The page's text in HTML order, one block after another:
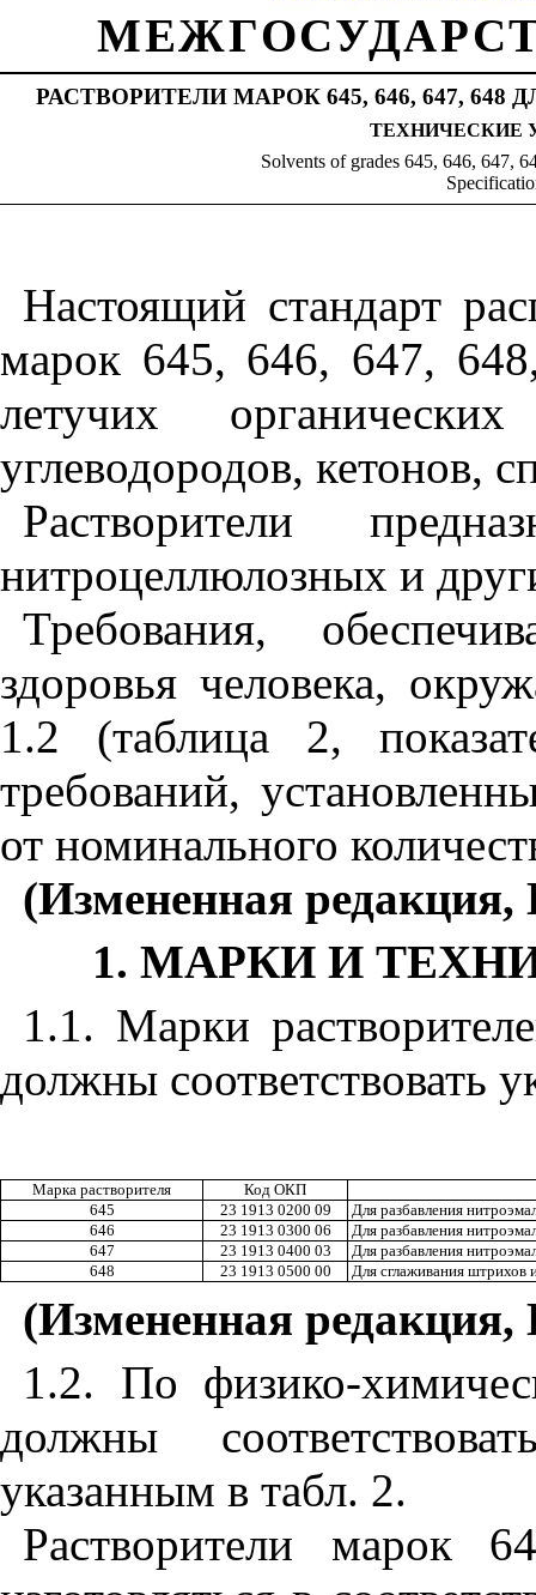
РАСТВОРИТЕЛИ МАРОК 645, 646, 647,
ТЕХНИЧЕСКИЕ
Solvents of grades 645, 646, 647,
Настоящий стандарт
марок 645, 646, 647,
летучих
углеводородов, кетонов,
Растворители
нитроцеллюлозных и
Требования,
здоровья человека,
1.2 (таблица 2,
требований,
от номинального
(Измененная
1. МАРКИ И
1.1. Марки
должны соответствовать
Марка растворителя
Код ОКП
645
23 1913 0200 09
Для разбавления
646
23 1913 0300 06
Для разбавления
647
23 1913 0400 03
Для разбавления
648
23 1913 0500 00 Для сглаживания штрихов
(Измененная
1.2. По физико-
должны
указанным в табл. 2.
Растворители